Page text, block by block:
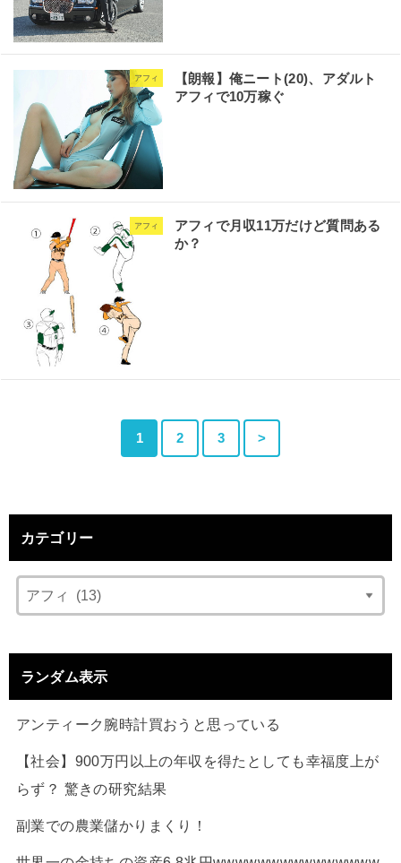
アフィ
【朗報】俺ニート(20)、アダルト
アフィで10万稼ぐ
アフィ
アフィで月収11万だけど質問ある
か？
1 2 3 >
カテゴリー
ランダム表示
アンティーク腕時計買おうと思っている
【社会】900万円以上の年収を得たとしても幸福度上が
らず？ 驚きの研究結果
副業での農業儲かりまくり！